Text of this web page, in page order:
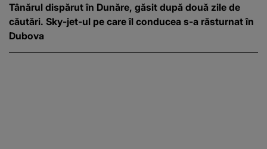
Tânărul dispărut în Dunăre, găsit după două zile de
căutări. Sky-jet-ul pe care îl conducea s-a răsturnat în
Dubova